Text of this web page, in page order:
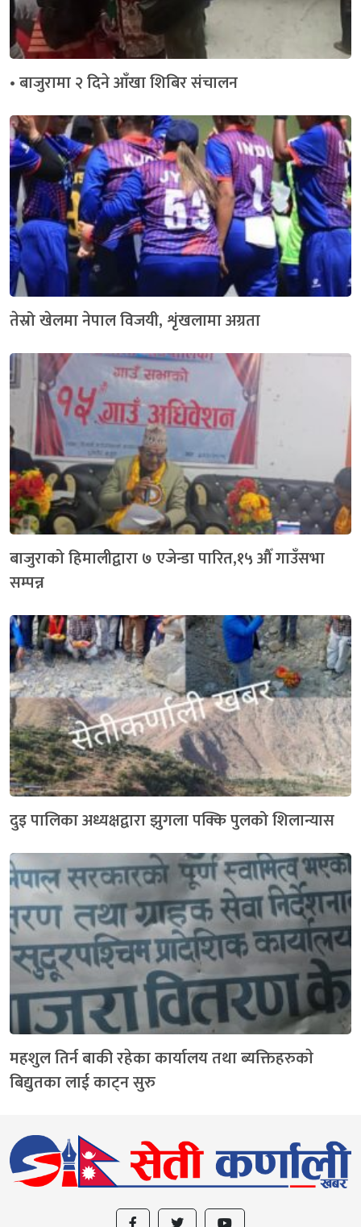
• बाजुरामा २ दिने आँखा शिबिर संचालन
तेस्रो खेलमा नेपाल विजयी, शृंखलामा अग्रता
बाजुराको हिमालीद्वारा ७ एजेन्डा पारित,१५ औँ गाउँसभा
सम्पन्न
दुइ पालिका अध्यक्षद्वारा झुगला पक्कि पुलको शिलान्यास
महशुल तिर्न बाकी रहेका कार्यालय तथा ब्यक्तिहरुकाे
बिद्युतका लाई काट्न सुरु